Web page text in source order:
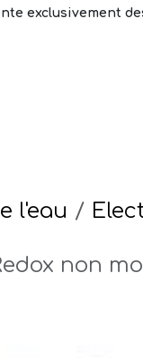
exclusivement
l'eau
non